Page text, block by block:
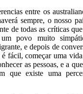
entre os
sempre, o nosso
de todas as críticas
povo muito
e depois de
fácil, começar uma
as pessoas, e a
que existe uma